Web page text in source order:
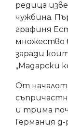
редица
чужбина.
графиня
множество
заради
„Мадарски
От
и трима
Германия